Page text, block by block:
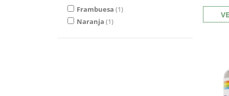
Frambuesa 1
Naranja 1